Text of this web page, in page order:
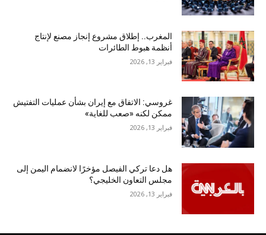
المغرب.. إطلاق مشروع إنجاز مصنع لإنتاج
أنظمة هبوط الطائرات
فبراير 13, 2026
غروسي: الاتفاق مع إيران بشأن عمليات التفتيش
ممكن لكنه «صعب للغاية»
فبراير 13, 2026
هل دعا تركي الفيصل مؤخرًا لانضمام اليمن إلى
مجلس التعاون الخليجي؟
فبراير 13, 2026